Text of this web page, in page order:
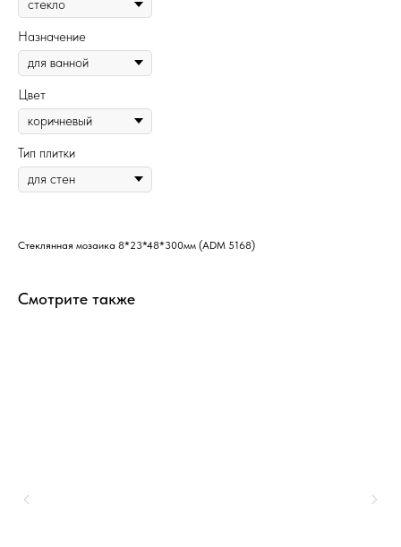
Назначение
Цвет
Тип плитки
Стеклянная мозаика 8*23*48*300мм (ADM 5168)
Смотрите также